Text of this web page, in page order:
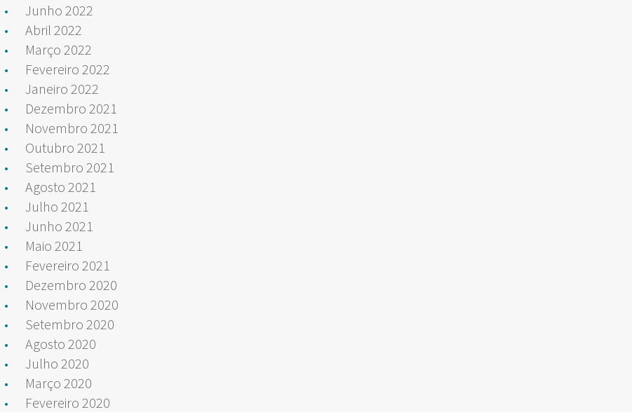
Junho 2022
Abril 2022
Março 2022
Fevereiro 2022
Janeiro 2022
Dezembro 2021
Novembro 2021
Outubro 2021
Setembro 2021
Agosto 2021
Julho 2021
Junho 2021
Maio 2021
Fevereiro 2021
Dezembro 2020
Novembro 2020
Setembro 2020
Agosto 2020
Julho 2020
Março 2020
Fevereiro 2020